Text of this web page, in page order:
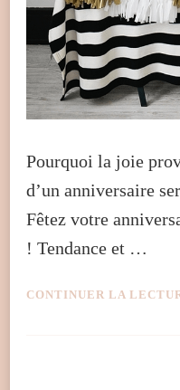
Pourquoi la joie
d’un anniversaire
Fêtez votre
! Tendance et …
CONTINUER LA